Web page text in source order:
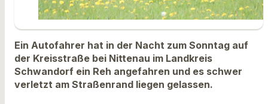
Ein Autofahrer hat in der Nacht zum Sonntag auf
der Kreisstraße bei Nittenau im Landkreis
Schwandorf ein Reh angefahren und es schwer
verletzt am Straßenrand liegen gelassen.